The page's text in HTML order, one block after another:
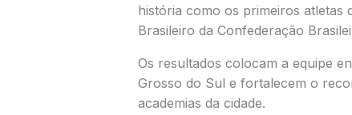
história como os primeiros atletas
Brasileiro da Confederação
Os resultados colocam a equipe
Grosso do Sul e fortalecem o
academias da cidade.